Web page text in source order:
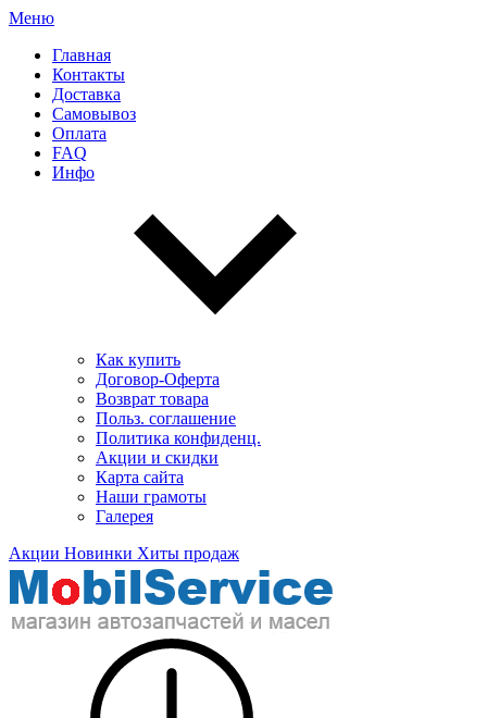
Меню
Главная
Контакты
Доставка
Самовывоз
Оплата
FAQ
Инфо
Как купить
Договор-Оферта
Возврат товара
Польз. соглашение
Политика конфиденц.
Акции и скидки
Карта сайта
Наши грамоты
Галерея
Акции Новинки Хиты продаж